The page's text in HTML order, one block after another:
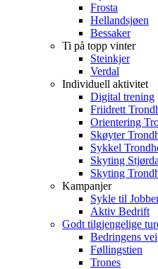
Frosta
Hellandsjøen
Bessaker
Ti på topp vinter
Steinkjer
Verdal
Individuell aktivitet
Digital trening
Friidrett
Orientering
Skøyter
Sykkel
Skyting
Skyting
Kampanjer
Sykle til
Aktiv Bedrift
Godt tilgjengelige
Bedringens vei
Føllingstien
Trones